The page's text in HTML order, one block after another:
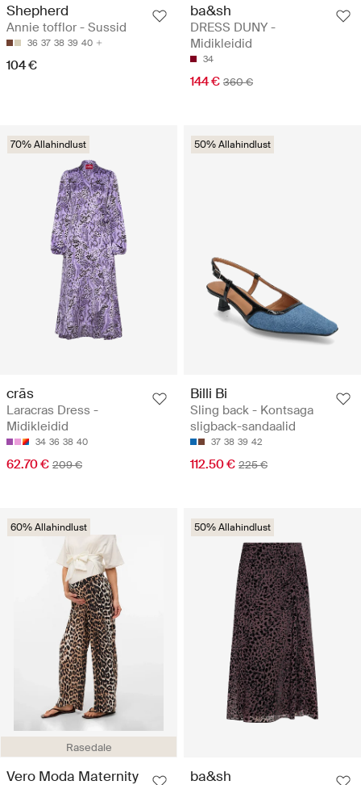
Shepherd
Annie tofflor - Sussid
36 37 38 39 40
104 €
ba&sh
DRESS DUNY -
Midikleidid
34
144 € 360 €
70% Allahindlust
crās
Laracras Dress -
Midikleidid
34 36 38 40
62.70 € 209 €
50% Allahindlust
Billi Bi
Sling back - Kontsaga
sligback-sandaalid
37 38 39 42
112.50 € 225 €
Rasedale
60% Allahindlust
Vero Moda Maternity
50% Allahindlust
ba&sh